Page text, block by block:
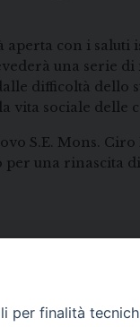
aperta con i
una
difficoltà dello
vita sociale delle
S.E. Mons.
una rinascita
per finalità